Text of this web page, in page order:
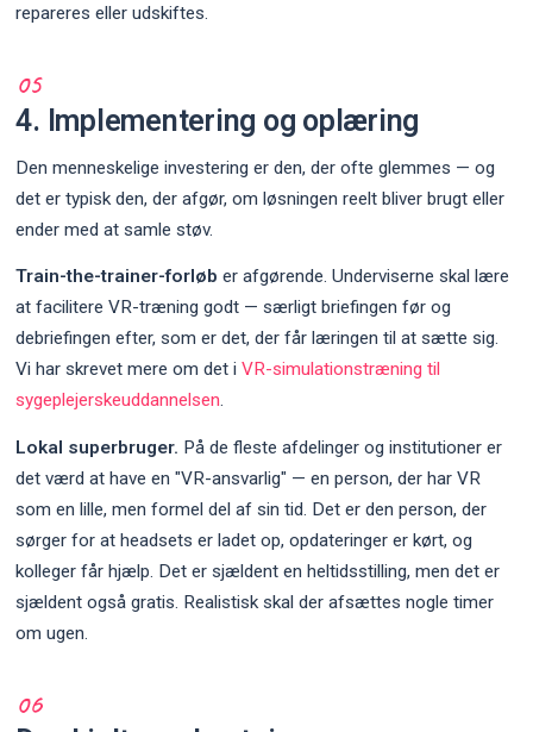
repareres eller udskiftes.
4. Implementering og oplæring
Den menneskelige investering er den, der ofte glemmes — og
det er typisk den, der afgør, om løsningen reelt bliver brugt eller
ender med at samle støv.
Train-the-trainer-forløb er afgørende. Underviserne skal lære
at facilitere VR-træning godt — særligt briefingen før og
debriefingen efter, som er det, der får læringen til at sætte sig.
Vi har skrevet mere om det iVR-simulationstræning til
sygeplejerskeuddannelsen.
Lokal superbruger. På de fleste afdelinger og institutioner er
det værd at have en "VR-ansvarlig" — en person, der har VR
som en lille, men formel del af sin tid. Det er den person, der
sørger for at headsets er ladet op, opdateringer er kørt, og
kolleger får hjælp. Det er sjældent en heltidsstilling, men det er
sjældent også gratis. Realistisk skal der afsættes nogle timer
om ugen.